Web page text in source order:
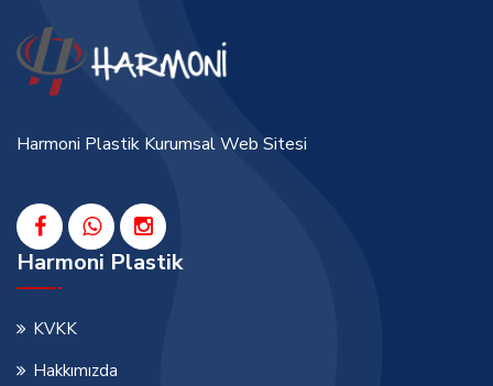
Harmoni Plastik Kurumsal Web Sitesi
Harmoni Plastik
KVKK
Hakkımızda